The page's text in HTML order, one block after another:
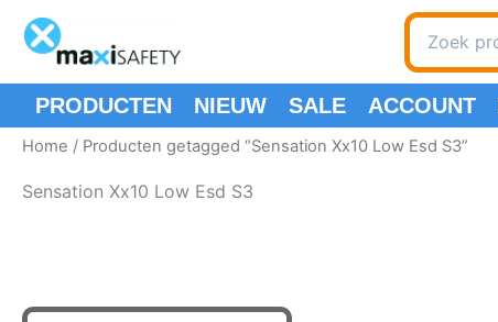
naar
inhoud
Zoeken
naar:
PRODUCTEN NIEUW SALE ACCOUNT
Home / Producten getagged “Sensation Xx10 Low Esd S3”
Sensation Xx10 Low Esd S3